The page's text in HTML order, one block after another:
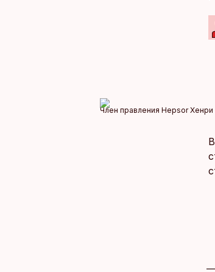
Член правления Hepsor Хенри